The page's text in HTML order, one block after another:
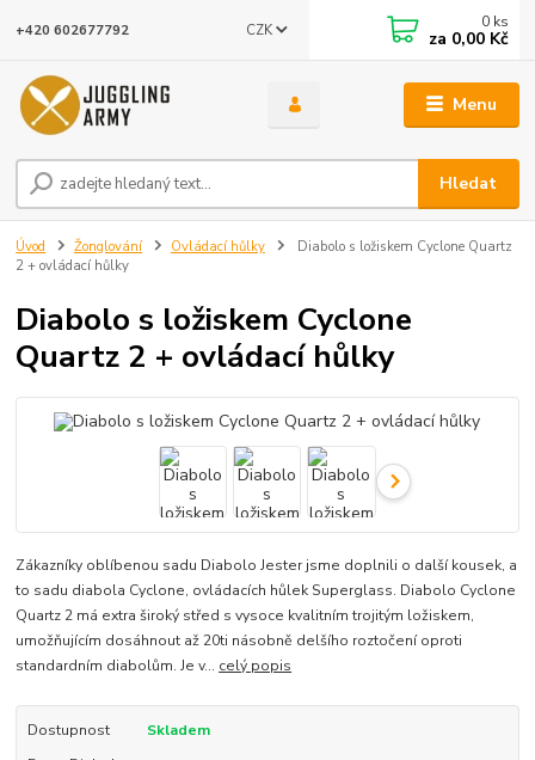
Menu
CZK
Hledat
+420 602677792 0 ks
za 0,00 Kč
Úvod Žonglování Ovládací hůlky
Diabolo s ložiskem Cyclone Quartz
2 + ovládací hůlky
Diabolo s ložiskem Cyclone
Quartz 2 + ovládací hůlky
Zákazníky oblíbenou sadu Diabolo Jester jsme doplnili o další kousek, a
to sadu diabola Cyclone, ovládacích hůlek Superglass. Diabolo Cyclone
Quartz 2 má extra široký střed s vysoce kvalitním trojitým ložiskem,
umožňujícím dosáhnout až 20ti násobně delšího roztočení oproti
standardním diabolům. Je v... celý popis
Dostupnost
Skladem